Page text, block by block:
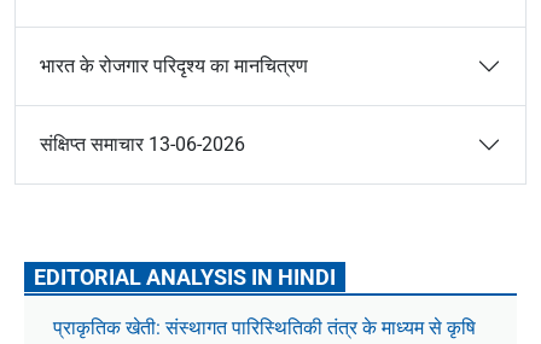
भारत के रोजगार परिदृश्य का मानचित्रण
संक्षिप्त समाचार 13-06-2026
EDITORIAL ANALYSIS IN HINDI
प्राकृतिक खेती: संस्थागत पारिस्थितिकी तंत्र के माध्यम से कृषि